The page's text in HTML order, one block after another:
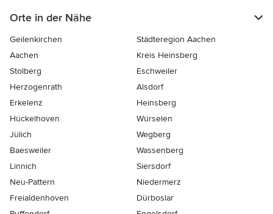
Orte in der Nähe
Geilenkirchen
Städteregion Aachen
Aachen
Kreis Heinsberg
Stolberg
Eschweiler
Herzogenrath
Alsdorf
Erkelenz
Heinsberg
Hückelhoven
Würselen
Jülich
Wegberg
Baesweiler
Wassenberg
Linnich
Siersdorf
Neu-Pattern
Niedermerz
Freialdenhoven
Dürboslar